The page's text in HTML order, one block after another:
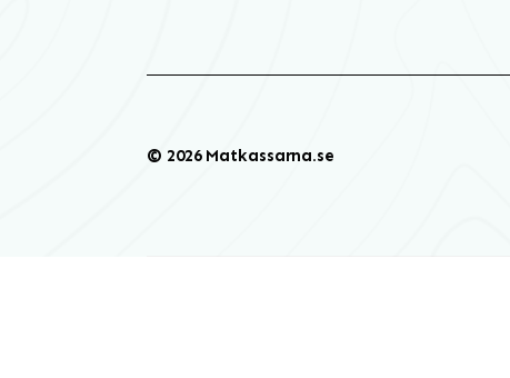
© 2026 Matkassarna.se